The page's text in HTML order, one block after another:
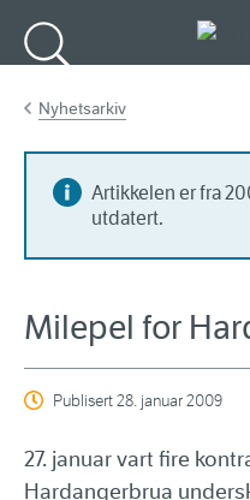
Nyhetsarkiv
Artikkelen er fra
utdatert.
Milepel for
Publisert28. januar 2009
27. januar vart fire
Hardangerbrua